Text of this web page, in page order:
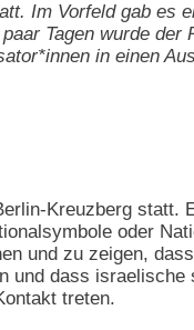
Im Vorfeld gab es
Tagen wurde
in einen
Kreuzberg statt.
oder
und zu zeigen,
dass
treten.